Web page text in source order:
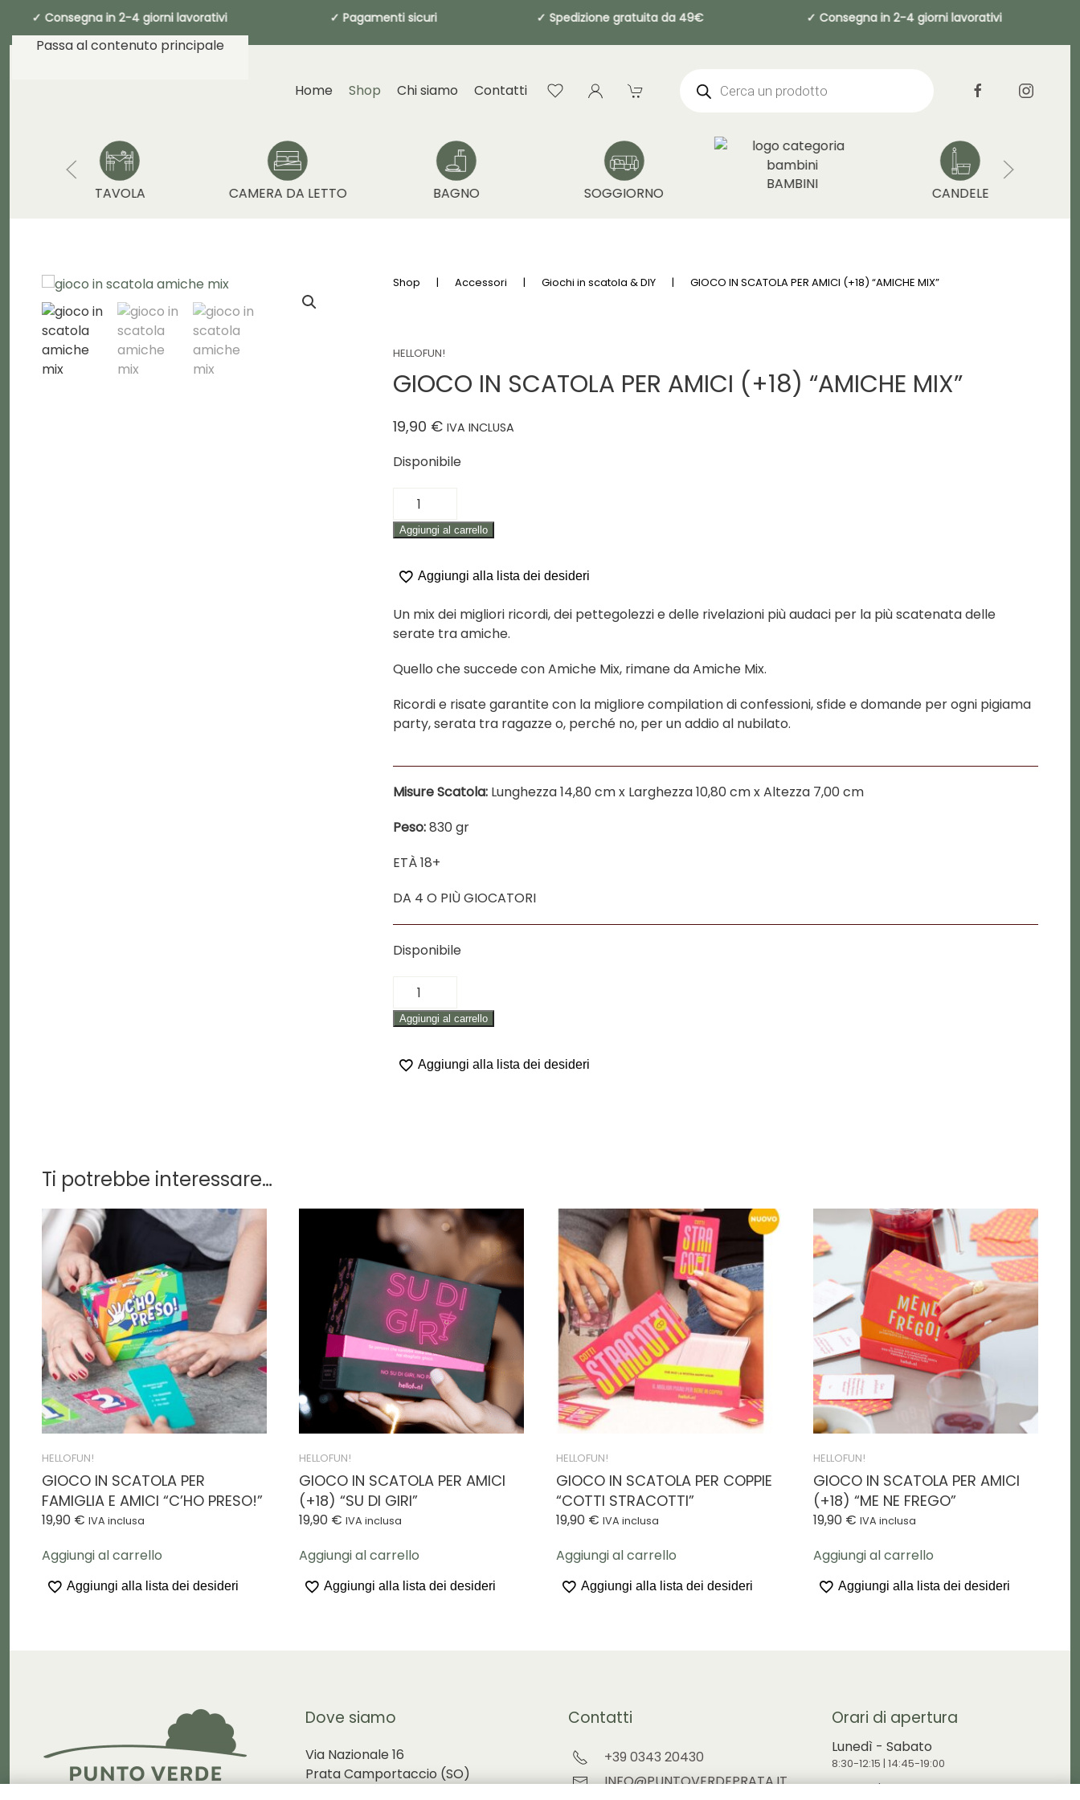
Consegna in 2-4 giorni lavorativi ✓ Pagamenti sicuri ✓ Spedizione gratuita da 49€ ✓ Consegna in 2-4 giorni
Passa al contenuto principale
Home Shop Chi siamo Contatti search
TAVOLA CAMERA DA LETTO BAGNO SOGGIORNO
BAMBINI
CANDELE
Shop Accessori Giochi in scatola & DIY GIOCO IN SCATOLA PER AMICI (+18) “AMICHE MIX”
HELLOFUN!
GIOCO IN SCATOLA PER AMICI (+18) “AMICHE MIX”
19,90 € IVA INCLUSA
Disponibile
GIOCO
SCATOLA
AMICI
"AMICHE
MIX"
Aggiungi al carrello
Aggiungi alla lista dei desideri
Un mix dei migliori ricordi, dei pettegolezzi e delle rivelazioni più audaci per la più scatenata delle
serate tra amiche.
Quello che succede con Amiche Mix, rimane da Amiche Mix.
Ricordi e risate garantite con la migliore compilation di confessioni, sfide e domande per ogni pigiama
party, serata tra ragazze o, perché no, per un addio al nubilato.
Misure Scatola:Lunghezza 14,80 cm x Larghezza 10,80 cm x Altezza 7,00 cm
Peso:830 gr
ETÀ 18+
DA 4 O PIÙ GIOCATORI
Disponibile
GIOCO
SCATOLA
AMICI
Aggiungi al carrello
Aggiungi alla lista dei desideri
Ti potrebbe interessare…
HELLOFUN!
GIOCO IN SCATOLA PER
FAMIGLIA E AMICI “C’HO PRESO!”
19,90 € IVA inclusa
Aggiungi al carrello
Aggiungi alla lista dei desideri
HELLOFUN!
GIOCO IN SCATOLA PER AMICI
(+18) “SU DI GIRI”
19,90 € IVA inclusa
Aggiungi al carrello
Aggiungi alla lista dei desideri
HELLOFUN!
GIOCO IN SCATOLA PER COPPIE
“COTTI STRACOTTI”
19,90 € IVA inclusa
Aggiungi al carrello
Aggiungi alla lista dei desideri
HELLOFUN!
GIOCO IN SCATOLA PER AMICI
(+18) “ME NE FREGO”
19,90 € IVA inclusa
Aggiungi al carrello
Aggiungi alla lista dei desideri
Dove siamo
Via Nazionale 16
Prata Camportaccio (SO)
Contatti
+39 0343 20430
INFO@PUNTOVERDEPRATA.IT
Orari di apertura
Lunedì - Sabato
8:30-12:15 | 14:45-19:00
Domenica